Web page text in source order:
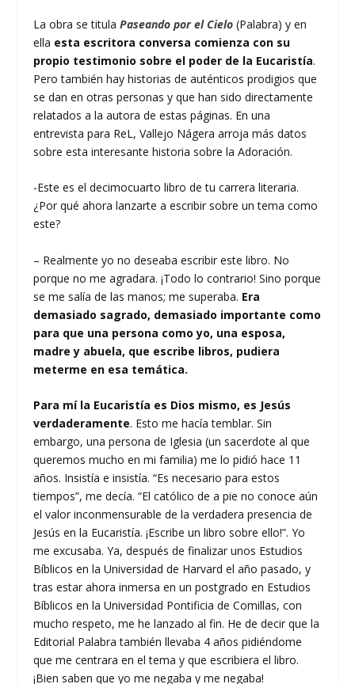
La obra se titulaPaseando por el Cielo (Palabra) y en
ella esta escritora conversa comienza con su
propio testimonio sobre el poder de la Eucaristía.
Pero también hay historias de auténticos prodigios que
se dan en otras personas y que han sido directamente
relatados a la autora de estas páginas. En una
entrevista para ReL, Vallejo Nágera arroja más datos
sobre esta interesante historia sobre la Adoración.
-Este es el decimocuarto libro de tu carrera literaria.
¿Por qué ahora lanzarte a escribir sobre un tema como
este?
– Realmente yo no deseaba escribir este libro. No
porque no me agradara. ¡Todo lo contrario! Sino porque
se me salía de las manos; me superaba. Era
demasiado sagrado, demasiado importante como
para que una persona como yo, una esposa,
madre y abuela, que escribe libros, pudiera
meterme en esa temática.
Para mí la Eucaristía es Dios mismo, es Jesús
verdaderamente. Esto me hacía temblar. Sin
embargo, una persona de Iglesia (un sacerdote al que
queremos mucho en mi familia) me lo pidió hace 11
años. Insistía e insistía. “Es necesario para estos
tiempos”, me decía. “El católico de a pie no conoce aún
el valor inconmensurable de la verdadera presencia de
Jesús en la Eucaristía. ¡Escribe un libro sobre ello!”. Yo
me excusaba. Ya, después de finalizar unos Estudios
Bíblicos en la Universidad de Harvard el año pasado, y
tras estar ahora inmersa en un postgrado en Estudios
Bíblicos en la Universidad Pontificia de Comillas, con
mucho respeto, me he lanzado al fin. He de decir que la
Editorial Palabra también llevaba 4 años pidiéndome
que me centrara en el tema y que escribiera el libro.
¡Bien saben que yo me negaba y me negaba!